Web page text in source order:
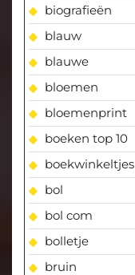
biografieën
blauw
blauwe
bloemen
bloemenprint
boeken top 10
boekwinkeltjes
bol
bol com
bolletje
bruin